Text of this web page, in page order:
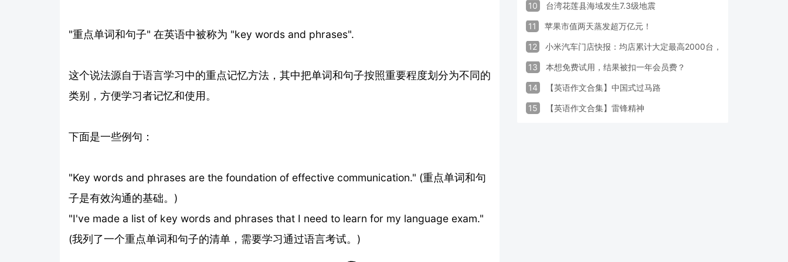
"重点单词和句子" 在英语中被称为 "key words and phrases".
这个说法源自于语言学习中的重点记忆方法，其中把单词和句子按照重要程度划分为不同的
类别，方便学习者记忆和使用。
下面是一些例句：
"Key words and phrases are the foundation of effective communication." (重点单词和句
子是有效沟通的基础。)
"I've made a list of key words and phrases that I need to learn for my language exam."
(我列了一个重点单词和句子的清单，需要学习通过语言考试。)
10 台湾花莲县海域发生7.3级地震
11 苹果市值两天蒸发超万亿元！
12 小米汽车门店快报：均店累计大定最高2000台，锁单率最高达
13 本想免费试用，结果被扣一年会员费？
14 【英语作文合集】中国式过马路
15 【英语作文合集】雷锋精神